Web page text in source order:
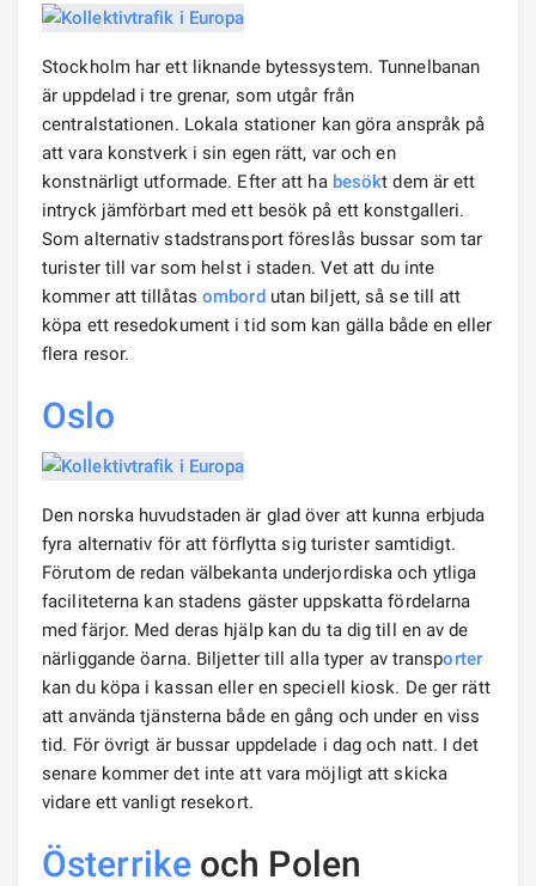
Stockholm har ett liknande bytessystem. Tunnelbanan
är uppdelad i tre grenar, som utgår från
centralstationen. Lokala stationer kan göra anspråk på
att vara konstverk i sin egen rätt, var och en
konstnärligt utformade. Efter att ha besökt dem är ett
intryck jämförbart med ett besök på ett konstgalleri.
Som alternativ stadstransport föreslås bussar som tar
turister till var som helst i staden. Vet att du inte
kommer att tillåtas ombordutan biljett, så se till att
köpa ett resedokument i tid som kan gälla både en eller
flera resor.
Oslo
Den norska huvudstaden är glad över att kunna erbjuda
fyra alternativ för att förflytta sig turister samtidigt.
Förutom de redan välbekanta underjordiska och ytliga
faciliteterna kan stadens gäster uppskatta fördelarna
med färjor. Med deras hjälp kan du ta dig till en av de
närliggande öarna. Biljetter till alla typer av transporter
kan du köpa i kassan eller en speciell kiosk. De ger rätt
att använda tjänsterna både en gång och under en viss
tid. För övrigt är bussar uppdelade i dag och natt. I det
senare kommer det inte att vara möjligt att skicka
vidare ett vanligt resekort.
Österrikeoch Polen